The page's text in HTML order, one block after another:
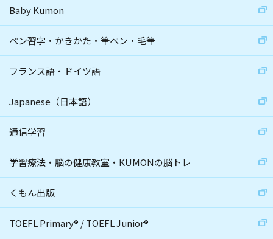
Baby Kumon
ペン習字・かきかた・筆ペン・毛筆
フランス語・ドイツ語
Japanese（日本語）
通信学習
学習療法・脳の健康教室・KUMONの脳トレ
くもん出版
TOEFL Primary® /TOEFL Junior®